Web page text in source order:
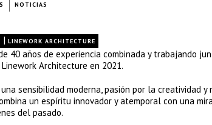
NOTICIAS
| LINEWORK ARCHITECTURE
40 años de experiencia combinada y trabajando
Architecture en 2021.
una sensibilidad moderna, pasión por la creatividad
un espíritu innovador y atemporal con una
del pasado.